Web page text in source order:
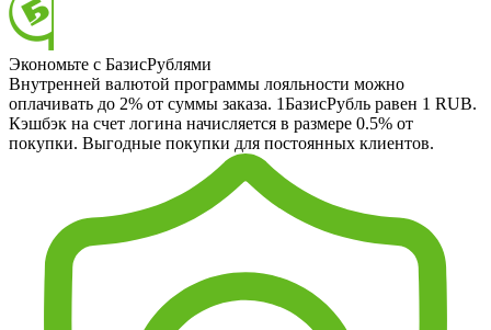
Экономьте с БазисРублями
Внутренней валютой программы лояльности можно
оплачивать до 2% от суммы заказа. 1БазисРубль равен 1 RUB.
Кэшбэк на счет логина начисляется в размере 0.5% от
покупки. Выгодные покупки для постоянных клиентов.